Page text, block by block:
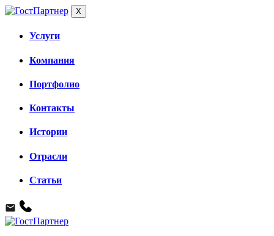
X
Услуги
Компания
Портфолио
Контакты
Истории
Отрасли
Статьи